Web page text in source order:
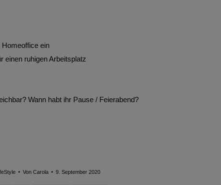
ein
einen ruhigen Arbeitsplatz
Wann habt ihr Pause / Feierabend?
Von Carola 9. September 2020